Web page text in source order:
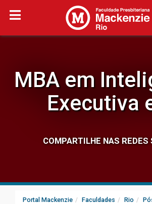
MBA em
Executiva
COMPARTILHE NAS REDES
Portal Mackenzie Faculdades Rio